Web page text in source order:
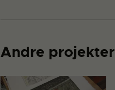
Andre projekter